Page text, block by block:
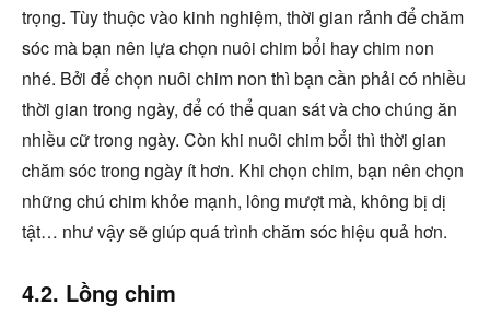
trọng. Tùy thuộc vào kinh nghiệm, thời gian rảnh để chăm
sóc mà bạn nên lựa chọn nuôi chim bổi hay chim non
nhé. Bởi để chọn nuôi chim non thì bạn cần phải có nhiều
thời gian trong ngày, để có thể quan sát và cho chúng ăn
nhiều cữ trong ngày. Còn khi nuôi chim bổi thì thời gian
chăm sóc trong ngày ít hơn. Khi chọn chim, bạn nên chọn
những chú chim khỏe mạnh, lông mượt mà, không bị dị
tật… như vậy sẽ giúp quá trình chăm sóc hiệu quả hơn.
4.2. Lồng chim